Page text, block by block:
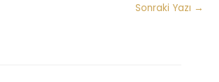
Sonraki Yazı →